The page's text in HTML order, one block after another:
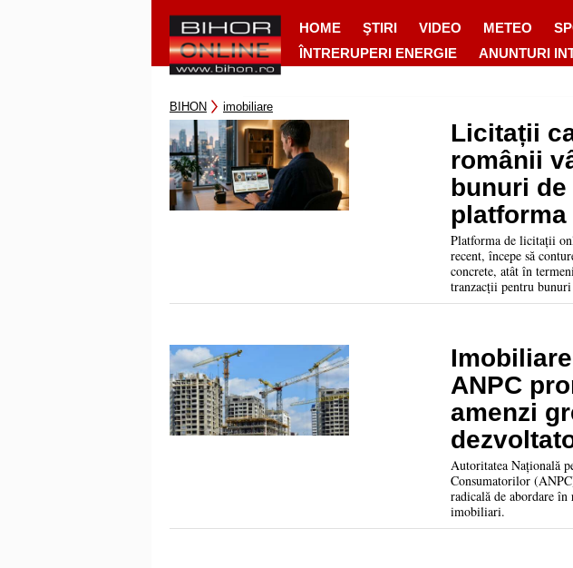
HOME ŞTIRI VIDEO METEO
ÎNTRERUPERI ENERGIE
ANUNTURI
BIHON imobiliare
Licitații
românii
bunuri
platforma
Platforma de licitații
recent, începe să
concrete, atât în
tranzacții pentru
ANPC
amenzi
Autoritatea Națională
Consumatorilor
radicală de abordare
imobiliari.